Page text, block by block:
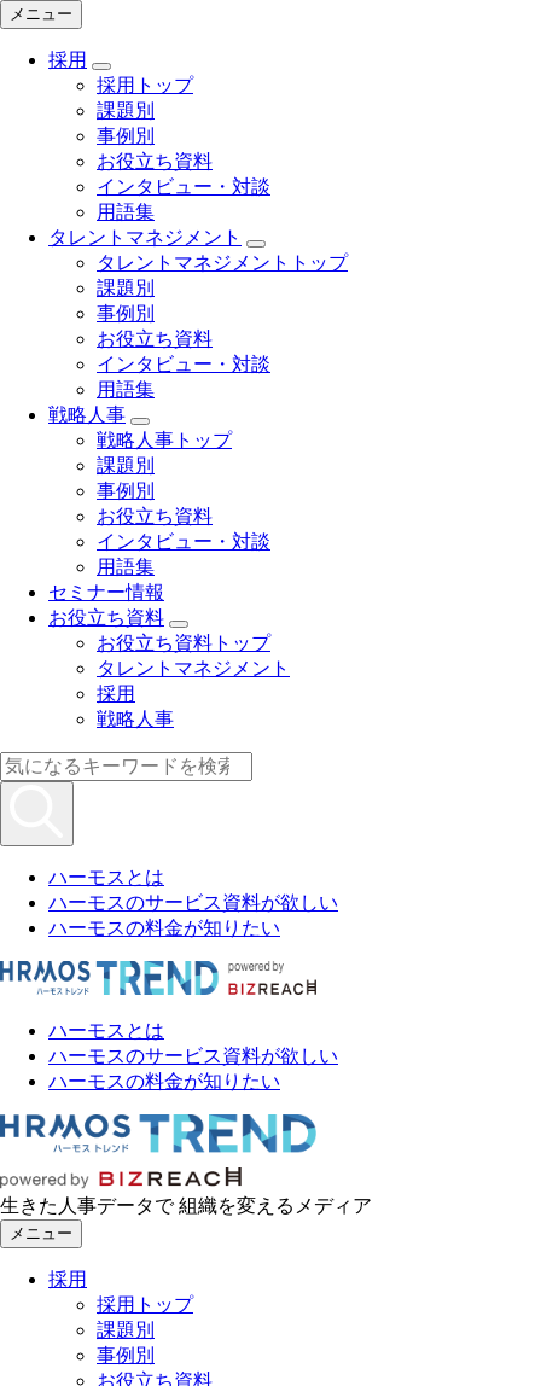
メニュー
採用
採用トップ
課題別
事例別
お役立ち資料
インタビュー・対談
用語集
タレントマネジメント
タレントマネジメントトップ
課題別
事例別
お役立ち資料
インタビュー・対談
用語集
戦略人事
戦略人事トップ
課題別
事例別
お役立ち資料
インタビュー・対談
用語集
セミナー情報
お役立ち資料
お役立ち資料トップ
タレントマネジメント
採用
戦略人事
ハーモスとは
ハーモスのサービス資料が欲しい
ハーモスの料金が知りたい
ハーモスとは
ハーモスのサービス資料が欲しい
ハーモスの料金が知りたい
生きた人事データで 組織を変えるメディア
メニュー
採用
採用トップ
課題別
事例別
お役立ち資料